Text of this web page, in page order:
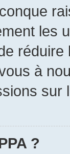
les
à
sur
?